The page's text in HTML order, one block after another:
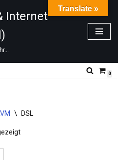
Internet
0
\ DSL
Translate »